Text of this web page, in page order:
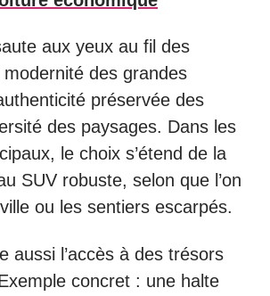
aux yeux au fil des
des grandes
préservée des
des paysages. Dans les
le choix s’étend de la
SUV robuste, selon que l’on
ou les sentiers escarpés.
aussi l’accès à des trésors
concret : une halte